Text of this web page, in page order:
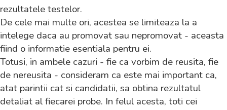
rezultatele testelor.
De cele mai multe ori, acestea se limiteaza la a
intelege daca au promovat sau nepromovat - aceasta
fiind o informatie esentiala pentru ei.
Totusi, in ambele cazuri - fie ca vorbim de reusita, fie
de nereusita - consideram ca este mai important ca,
atat parintii cat si candidatii, sa obtina rezultatul
detaliat al fiecarei probe. In felul acesta, toti cei